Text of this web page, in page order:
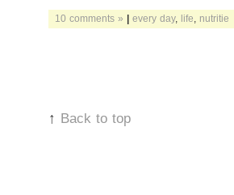
10 comments » | every day, life nutritie
↑ Back to top